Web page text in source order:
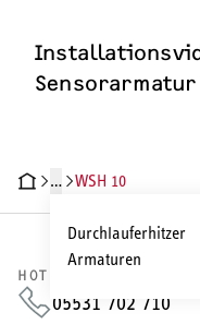
Sensorarmatur
…
Durchlauferhitzer
Armaturen
WSH 10
HOTLINE VERTRIEB
05531 702 710